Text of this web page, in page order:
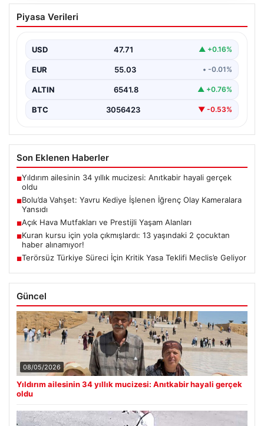
Bolu’da Vahşet: Yavru Kediye İşlenen
İğrenç Olay Kameralara Yansıdı
günlerde meydana gelen korkutucu olay, bölgedeki
sakinleri derinden sarstı. Elektrikli…
Piyasa Verileri
USD 47.71 ▲ +0.16%
EUR 55.03 • -0.01%
ALTIN 6541.8 ▲ +0.76%
BTC 3056423 ▼ -0.53%
Son Eklenen Haberler
■Yıldırım ailesinin 34 yıllık mucizesi: Anıtkabir hayali gerçek
oldu
■Bolu’da Vahşet: Yavru Kediye İşlenen İğrenç Olay Kameralara
Yansıdı
■Açık Hava Mutfakları ve Prestijli Yaşam Alanları
■Kuran kursu için yola çıkmışlardı: 13 yaşındaki 2 çocuktan
haber alınamıyor!
■Terörsüz Türkiye Süreci İçin Kritik Yasa Teklifi Meclis’e Geliyor
Güncel
08/05/2026
Yıldırım ailesinin 34 yıllık mucizesi: Anıtkabir hayali gerçek
oldu